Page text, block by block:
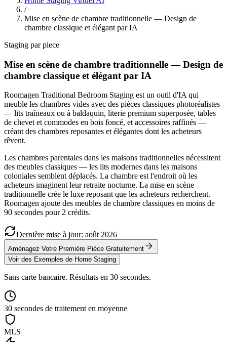
/
Mise en scène de chambre traditionnelle — Design de
chambre classique et élégant par IA
Staging par piece
Mise en scène de chambre traditionnelle — Design de
chambre classique et élégant par IA
Roomagen Traditional Bedroom Staging est un outil d'IA qui
meuble les chambres vides avec des pièces classiques photoréalistes
— lits traîneaux ou à baldaquin, literie premium superposée, tables
de chevet et commodes en bois foncé, et accessoires raffinés —
créant des chambres reposantes et élégantes dont les acheteurs
rêvent.
Les chambres parentales dans les maisons traditionnelles nécessitent
des meubles classiques — les lits modernes dans les maisons
coloniales semblent déplacés. La chambre est l'endroit où les
acheteurs imaginent leur retraite nocturne. La mise en scène
traditionnelle crée le luxe reposant que les acheteurs recherchent.
Roomagen ajoute des meubles de chambre classiques en moins de
90 secondes pour 2 crédits.
Dernière mise à jour: août 2026
Aménagez Votre Première Pièce Gratuitement
Voir des Exemples de Home Staging
Sans carte bancaire. Résultats en 30 secondes.
30 secondes de traitement en moyenne
MLS